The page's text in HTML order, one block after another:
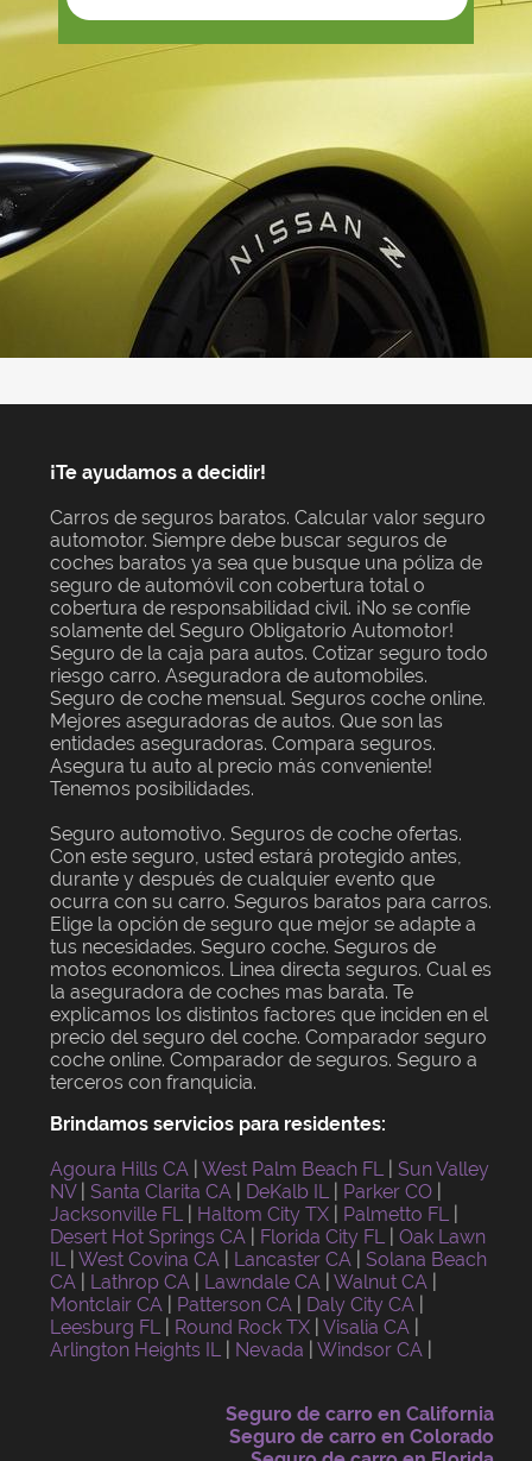
¡Te ayudamos a decidir!
Carros de seguros baratos. Calcular valor seguro
automotor. Siempre debe buscar seguros de
coches baratos ya sea que busque una póliza de
seguro de automóvil con cobertura total o
cobertura de responsabilidad civil. ¡No se confíe
solamente del Seguro Obligatorio Automotor!
Seguro de la caja para autos. Cotizar seguro todo
riesgo carro. Aseguradora de automobiles.
Seguro de coche mensual. Seguros coche online.
Mejores aseguradoras de autos. Que son las
entidades aseguradoras. Compara seguros.
Asegura tu auto al precio más conveniente!
Tenemos posibilidades.
Seguro automotivo. Seguros de coche ofertas.
Con este seguro, usted estará protegido antes,
durante y después de cualquier evento que
ocurra con su carro. Seguros baratos para carros.
Elige la opción de seguro que mejor se adapte a
tus necesidades. Seguro coche. Seguros de
motos economicos. Linea directa seguros. Cual es
la aseguradora de coches mas barata. Te
explicamos los distintos factores que inciden en el
precio del seguro del coche. Comparador seguro
coche online. Comparador de seguros. Seguro a
terceros con franquicia.
Brindamos servicios para residentes:
Agoura Hills CA West Palm Beach FL
Sun Valley
NV| Santa Clarita CA DeKalb IL Parker CO
Jacksonville FL
Haltom City TX Palmetto FL
Desert Hot Springs CA
Florida City FL
Oak Lawn
IL West Covina CA Lancaster CA
Solana Beach
CA
Lathrop CA Lawndale CA Walnut CA
Montclair CA
Patterson CA Daly City CA
Leesburg FL
Round Rock TX Visalia CA
Arlington Heights IL
Nevada Windsor CA
Seguro de carro en California
Seguro de carro en Colorado